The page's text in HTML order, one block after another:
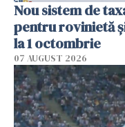
Nou sistem de
pentru rovinietă
la 1 octombrie
07 AUGUST 2026